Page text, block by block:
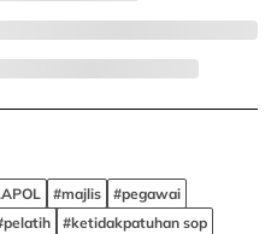
#majlis
#pegawai
#ketidakpatuhan sop